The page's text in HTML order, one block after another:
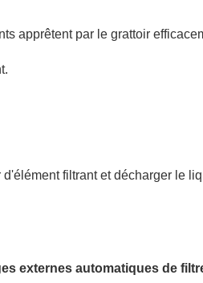
apprêtent par le grattoir
filtrant et décharger le
externes automatiques de